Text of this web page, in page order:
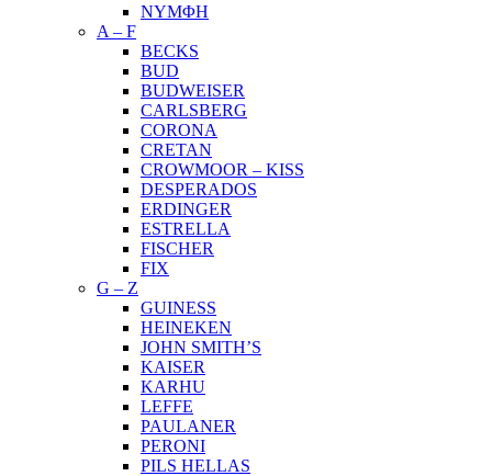
ΝΥΜΦΗ
A – F
BECKS
BUD
BUDWEISER
CARLSBERG
CORONA
CRETAN
CROWMOOR – KISS
DESPERADOS
ERDINGER
ESTRELLA
FISCHER
FIX
G – Z
GUINESS
HEINEKEN
JOHN SMITH’S
KAISER
KARHU
LEFFE
PAULANER
PERONI
PILS HELLAS